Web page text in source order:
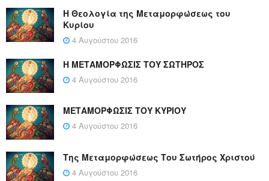
Η Θεολογία της Μεταμορφώσεως του
Κυρίου
4 Αυγούστου 2016
Η ΜΕΤΑΜΟΡΦΩΣΙΣ ΤΟΥ ΣΩΤΗΡΟΣ
4 Αυγούστου 2016
ΜΕΤΑΜΟΡΦΩΣΙΣ ΤΟΥ ΚΥΡΙΟΥ
4 Αυγούστου 2016
Της Μεταμορφώσεως Του Σωτήρος Χριστού
4 Αυγούστου 2016